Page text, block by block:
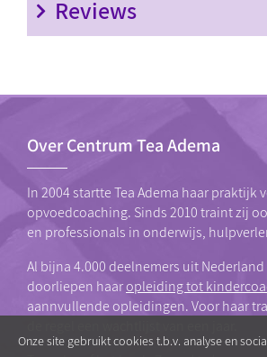
Reviews
Over Centrum Tea Adema
In 2004 startte Tea Adema haar praktijk
opvoedcoaching. Sinds 2010 traint zij
en professionals in onderwijs,
Al bijna 4.000 deelnemers uit Nederland
doorliepen haaropleiding tot
aannvullende opleidingen. Voor haar
Onze site gebruikt cookies t.b.v. analyse en